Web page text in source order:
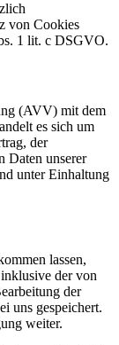
von Cookies
1 lit. c DSGVO.
(AVV) mit dem
es sich um
der
Daten unserer
unter Einhaltung
lassen,
der von
der
uns gespeichert.
weiter.